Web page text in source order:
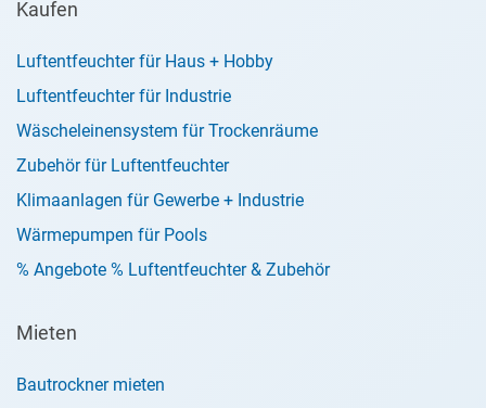
Kaufen
Luftentfeuchter für Haus + Hobby
Luftentfeuchter für Industrie
Wäscheleinensystem für Trockenräume
Zubehör für Luftentfeuchter
Klimaanlagen für Gewerbe + Industrie
Wärmepumpen für Pools
% Angebote % Luftentfeuchter & Zubehör
Mieten
Bautrockner mieten